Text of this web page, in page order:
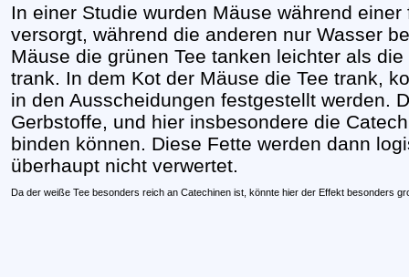
In einer Studie wurden Mäuse während
versorgt, während die anderen nur Wasser
Mäuse die grünen Tee tanken leichter als
trank. In dem Kot der Mäuse die Tee trank,
in den Ausscheidungen festgestellt werden.
Gerbstoffe, und hier insbesondere die
binden können. Diese Fette werden dann
überhaupt nicht verwertet.
Da der weiße Tee besonders reich an Catechinen ist, könnte hier der Effekt besonders